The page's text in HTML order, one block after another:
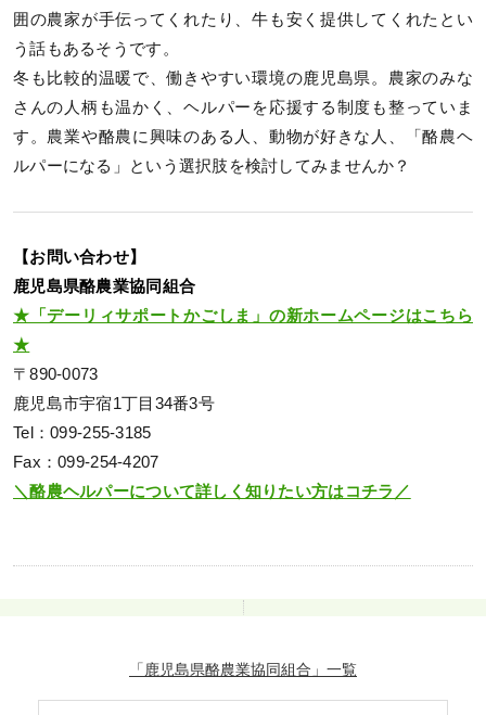
囲の農家が手伝ってくれたり、牛も安く提供してくれたとい
う話もあるそうです。
冬も比較的温暖で、働きやすい環境の鹿児島県。農家のみな
さんの人柄も温かく、ヘルパーを応援する制度も整っていま
す。農業や酪農に興味のある人、動物が好きな人、「酪農ヘ
ルパーになる」という選択肢を検討してみませんか？
【お問い合わせ】
鹿児島県酪農業協同組合
★「デーリィサポートかごしま」の新ホームページはこちら
★
〒890-0073
鹿児島市宇宿1丁目34番3号
Tel：099-255-3185
Fax：099-254-4207
＼酪農ヘルパーについて詳しく知りたい方はコチラ／
「鹿児島県酪農業協同組合」